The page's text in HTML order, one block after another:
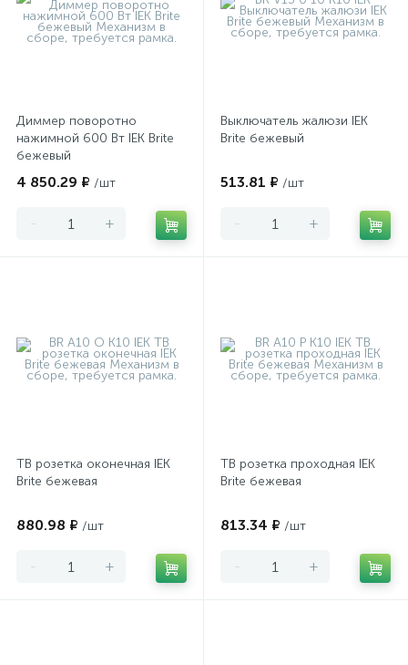
Диммер поворотно
нажимной 600 Вт IEK Brite
бежевый
4 850.29 ₽ /шт
- +
Выключатель жалюзи IEK
Brite бежевый
513.81 ₽ /шт
- +
ТВ розетка оконечная IEK
Brite бежевая
880.98 ₽ /шт
- +
ТВ розетка проходная IEK
Brite бежевая
813.34 ₽ /шт
- +